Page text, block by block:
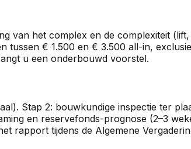
van het complex en de complexiteit
tussen € 1.500 en € 3.500 all-in,
u een onderbouwd voorstel.
Stap 2: bouwkundige inspectie ter
en reservefonds-prognose (2–3
rapport tijdens de Algemene